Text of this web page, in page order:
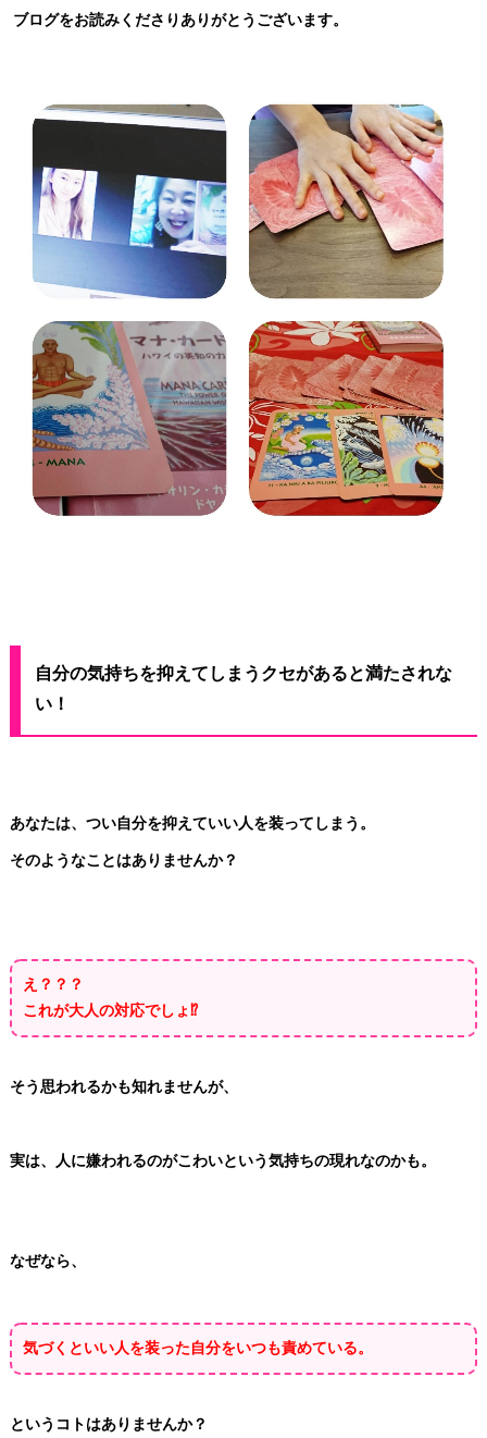
ブログをお読みくださりありがとうございます。
自分の気持ちを抑えてしまうクセがあると満たされな
い！
あなたは、つい自分を抑えていい人を装ってしまう。
そのようなことはありませんか？
え？？？
これが大人の対応でしょ⁉️
そう思われるかも知れませんが、
実は、人に嫌われるのがこわいという気持ちの現れなのかも。
なぜなら、
気づくといい人を装った自分をいつも責めている。
というコトはありませんか？